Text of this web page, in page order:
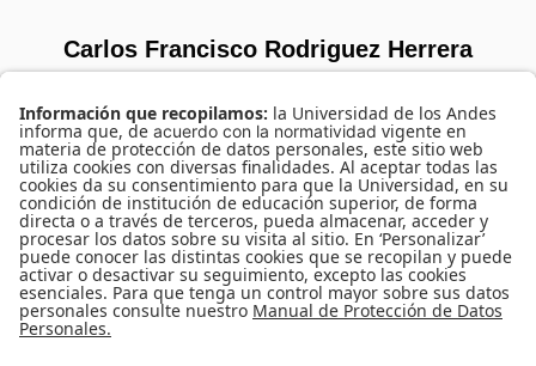
Carlos Francisco Rodriguez Herrera
SORRY, NO MEMBERS WERE FOUND.